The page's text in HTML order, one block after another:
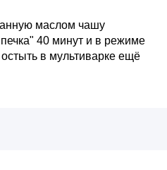
маслом чашу
40 минут и в режиме
в мультиварке ещё